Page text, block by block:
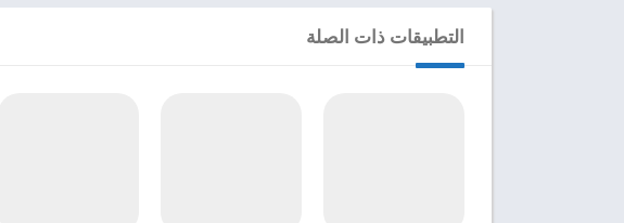
التطبيقات ذات الصلة